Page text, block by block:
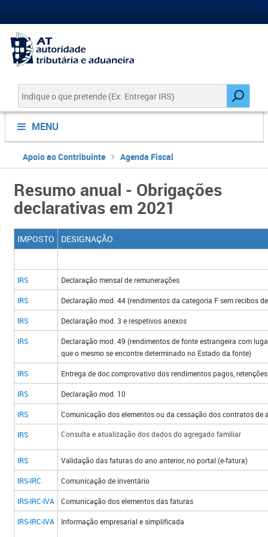
MENU
Apoio ao Contribuinte Agenda Fiscal
Resumo anual - Obrigações
declarativas em 2021
IMPOSTO
DESIGNAÇÃO
IRS Declaração mensal de remuneraç​ões​
IRS Declaração mod. 44 (rendimentos da categoria F sem recibos
IRS Declaração mod. 3 e respetivo​s anexos
IRS
Declaração mod. 49 (rendimentos de fonte estrangeira com
que o mesmo se encontre determinado no Estado da fonte)
IRS Entrega de doc.comprovativo dos rendimentos pagos,
IRS Declaração mod. 10
IRS Comunicação dos elementos​ ou da ces​sação dos contratos de
IRS Consulta e atualização dos dados do agregado familiar​​
IRS Validação das faturas do ano anterior, no portal (e-fatura)
IRS-IRC Comunicação de inventário
IRS-IRC-IVA Comunicação dos elementos das faturas
IRS-IRC-IVA Informação empresarial e simplificada